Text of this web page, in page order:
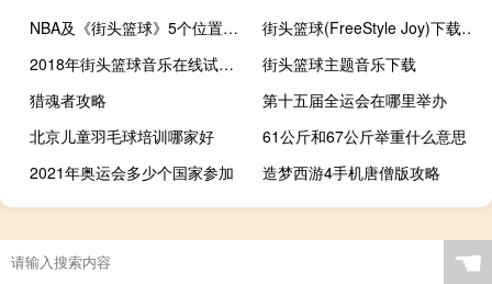
NBA及《街头篮球》5个位置的详细介绍
街头篮球(FreeStyle Joy)下载(电脑、安卓和IOS所有版本)
2018年街头篮球音乐在线试听及下载
街头篮球主题音乐下载
猎魂者攻略
第十五届全运会在哪里举办
北京儿童羽毛球培训哪家好
61公斤和67公斤举重什么意思
2021年奥运会多少个国家参加
造梦西游4手机唐僧版攻略
中国男篮世界杯失利你怎么看
地下城堡是3真知魔法阵
热血传奇真龙属性
保卫萝卜攻略公园22 ☚